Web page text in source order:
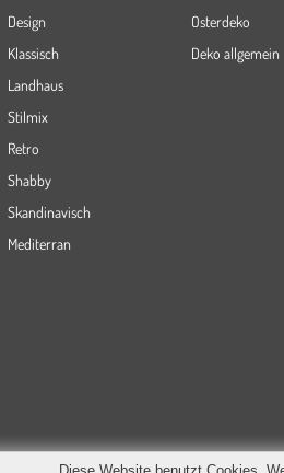
Design
Klassisch
Landhaus
Stilmix
Retro
Shabby
Skandinavisch
Mediterran
Osterdeko
Deko allgemein